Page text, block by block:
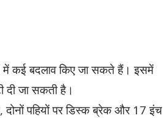
कई बदलाव किए जा सकते हैं। इसमें
दी जा सकती है।
पहियों पर डिस्क ब्रेक और 17 इंच